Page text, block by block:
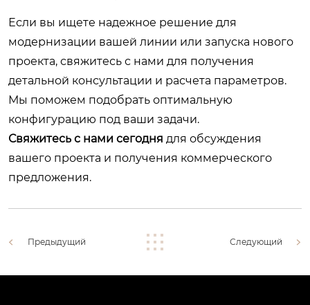
Если вы ищете надежное решение для
модернизации вашей линии или запуска нового
проекта, свяжитесь с нами для получения
детальной консультации и расчета параметров.
Мы поможем подобрать оптимальную
конфигурацию под ваши задачи.
Свяжитесь с нами сегодня для обсуждения
вашего проекта и получения коммерческого
предложения.
Предыдущий Следующий